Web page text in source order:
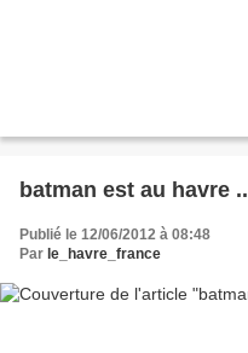
batman est au havre ..
Publié le 12/06/2012 à 08:48
Par le_havre_france